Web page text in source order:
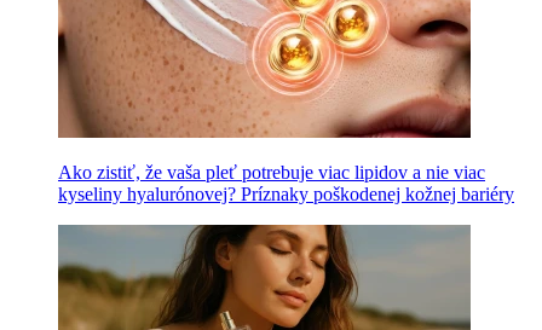
Ako zistiť, že vaša pleť potrebuje viac lipidov a nie viac
kyseliny hyalurónovej? Príznaky poškodenej kožnej bariéry